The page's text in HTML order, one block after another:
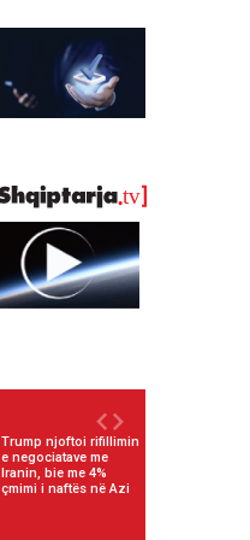
Trump njoftoi rifillimin
e negociatave me
Iranin, bie me 4%
çmimi i naftës në Azi